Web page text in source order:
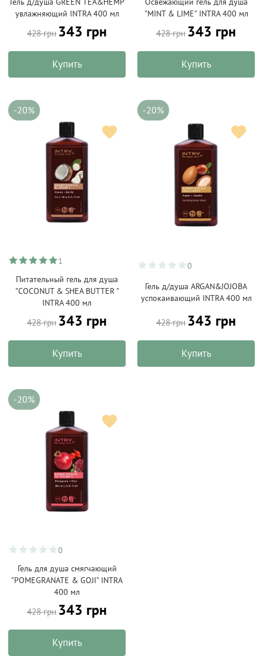
увлажняющий INTRA 400 мл
428 грн 343 грн
Купить
"MINT & LIME" INTRA 400 мл
428 грн 343 грн
Купить
-20%
1
Питательный гель для душа
"COCONUT & SHEA BUTTER "
INTRA 400 мл
428 грн 343 грн
Купить
-20%
0
Гель д/душа ARGAN&JOJOBA
успокаивающий INTRA 400 мл
428 грн 343 грн
Купить
-20%
0
Гель для душа смягчающий
"POMEGRANATE & GOJI" INTRA
400 мл
428 грн 343 грн
Купить